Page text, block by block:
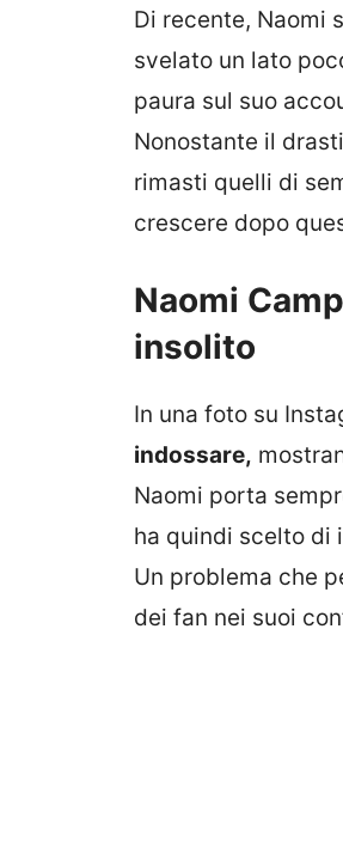
Di recente, Naomi
svelato un lato
paura sul suo
Nonostante il
rimasti quelli di
crescere dopo
Naomi
insolito
In una foto su
indossare,
Naomi porta
ha quindi scelto di
Un problema che
dei fan nei suoi